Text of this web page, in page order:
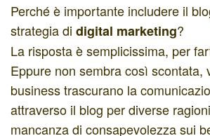
Perché è importante includere il
strategia di digital marketing?
La risposta è semplicissima, per
Eppure non sembra così scontata,
business trascurano la
attraverso il blog per diverse
mancanza di consapevolezza sui